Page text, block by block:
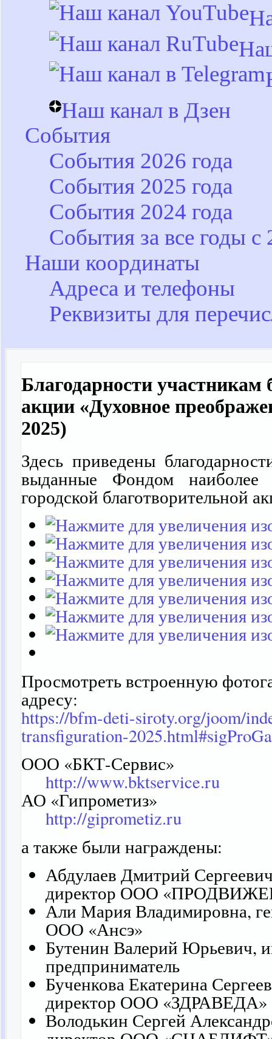
Наш канал в Дзен
События
События 2026 года
События 2025 года
События 2024 года
События за все годы с
Наши координаты
Адреса и телефоны
Реквизиты для
Благодарности участникам
акции «Духовное
2025)
Здесь приведены
выданные Фондом наиболее
городской благотворительной
Просмотреть встроенную
адресу:
https://bfm-deti-siroty.org/joom/
transfiguration-
ООО «БКТ-Сервис»
http://www.bktservice.ru
АО «Гипрометиз»
http://giprometiz.ru
а также были награждены:
Абдулаев Дмитрий
директор ООО
Али Мария Владимировна,
ООО «Ансэ»
Бутенин Валерий Юрьевич,
предприниматель
Бученкова Екатерина
директор ООО «ЗДРАВЕДА»
Володькин Сергей